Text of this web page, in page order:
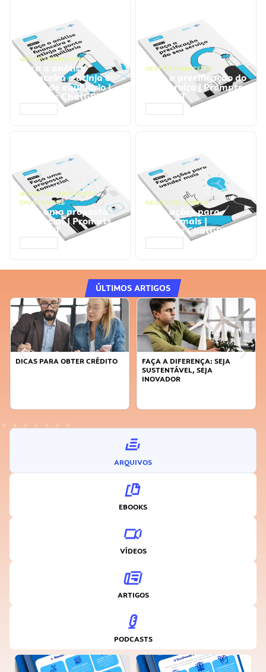
GESTÃO FINANCEIRA
Faça a análise
financeira e atinja o
ponto de equilíbrio |
Prompts ChatGPT
GESTÃO FINANCEIRA
Faça a precificação do
seu serviço | Prompts
ChatGPT
NEGÓCIOS, PROCESSOS
EMPRESARIAIS
Faça uma proposta
comercial | Prompts
ChatGPT
NEGÓCIOS, VENDAS
Faça ações para
vender mais |
Prompts ChatGPT
ÚLTIMOS ARTIGOS
DICAS PARA OBTER CRÉDITO
FAÇA A DIFERENÇA: SEJA
SUSTENTÁVEL, SEJA
INOVADOR
ARQUIVOS
EBOOKS
VÍDEOS
ARTIGOS
PODCASTS